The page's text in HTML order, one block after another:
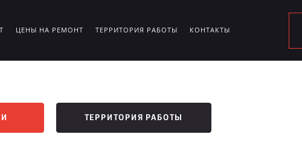
ЦЕНЫ НА РЕМОНТ ТЕРРИТОРИЯ РАБОТЫ КОНТАКТЫ
ТЕРРИТОРИЯ РАБОТЫ